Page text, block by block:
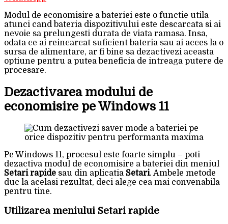
Modul de economisire a bateriei este o functie utila
atunci cand bateria dispozitivului este descarcata si ai
nevoie sa prelungesti durata de viata ramasa. Insa,
odata ce ai reincarcat suficient bateria sau ai acces la o
sursa de alimentare, ar fi bine sa dezactivezi aceasta
optiune pentru a putea beneficia de intreaga putere de
procesare.
Dezactivarea modului de
economisire pe Windows 11
Pe Windows 11, procesul este foarte simplu – poti
dezactiva modul de economisire a bateriei din meniul
Setari rapide sau din aplicatia Setari. Ambele metode
duc la acelasi rezultat, deci alege cea mai convenabila
pentru tine.
Utilizarea meniului Setari rapide